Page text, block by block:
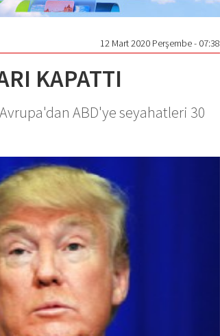
12 Mart 2020 Perşembe - 07:38
KAPATTI
ABD'ye seyahatleri 30